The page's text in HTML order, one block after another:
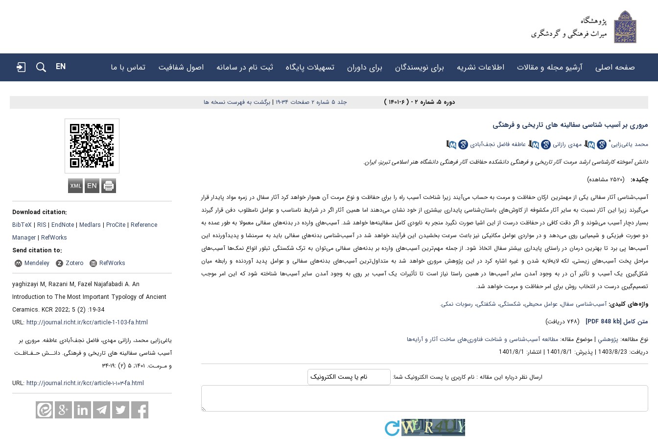
صفحه اصلی آرشیو مجله و مقالات اطلاعات نشریه برای نویسندگان برای داوران تسهیلات پایگاه ثبت نام در سامانه اصول شفافیت تماس با ما EN
دوره ۵، شماره ۲ - ( ۶-۱۴۰۱ ) جلد ۵ شماره ۲ صفحات ۳۴-۱۹ |برگشت به فهرست نسخه ها
Download citation:
BibTeX | RIS | EndNote | Medlars | ProCite | Reference
Manager | RefWorks
Send citation to:
Mendeley
Zotero RefWorks
yaghizayi M, Razani M, Fazel Najafabadi A. An
Introduction to The Most Important Typology of Ancient
Ceramics. KCR 2022; 5 (2) :19-34
URL: http://journal.richt.ir/kcr/article-1-103-fa.html
یاغی‌زایی محمد، رازانی مهدی، فاضل نجف‌آبادی عاطفه. مروری بر
آسیب شناسی سفالینه های تاریخی و فرهنگی. دانــش حـفـاظـت
و مـرمـت. ۱۴۰۱; ۵ (۲) :۱۹-۳۴
URL: http://journal.richt.ir/kcr/article-۱-۱۰۳-fa.html
مروری بر آسیب شناسی سفالینه های تاریخی و فرهنگی
محمد یاغی‌زایی* ، مهدی رازانی ، عاطفه فاضل نجف‌آبادی
دانش آموخته کارشناسی ارشد مرمت آثار تاریخی و فرهنگی دانشکده حفاظت آثار فرهنگی دانشگاه هنر اسلامی تبریز، ایران.
چکیده:
(۲۵۲۰ مشاهده)
آسیب‌شناسی آثار سفالی یکی از مهمترین ارکان حفاظت و مرمت به حساب می‌آیند زیرا شناخت آسیب راه را برای حفاظت و نوع مرمت آن هموار خواهد کرد آثار سفال در زمره مواد پایدار قرار
می‌گیرند زیرا این آثار نسبت به سایر آثار مکشوفه از کاوش‌های باستان‌شناسی پایداری بیشتری از خود نشان می‌دهند اما همین آثار اگر در شرایط نامناسب و عوامل نامطلوب دفن قرار گیرند
بسیار دچار آسیب می‌شوند و اگر دقت کافی در حفاظت درست از این اشیا صورت نگیرد منجر به نابودی کامل سفالینه‌ها خواهد شد. آسیب‌های وارده در بدنه‌های سفالی معمولا به طور عمده به
دو صورت فیزیکی و شیمیایی روی می‌دهد و در مواردی عوامل مکانیکی نیز باعث سرعت بخشیدن این فرآیند خواهد شد در آسیب‌شناسی بدنه‌های سفالی باید به سرمنشا و پدیدآورنده این
آسیب‌ها پی برد تا بهترین درمان در راستای پایداری بیشتر سفال اتخاذ شود. از جمله مهم‌ترین آسیب‌های وارده بر بدنه‌های سفالی می‌توان به ترک شکستگی تبلور انواع نمک‌ها آسیب‌های
مراحل پخت آسیب‌های زیستی، لکه لایه‌لایه شدن و غیره اشاره کرد در این پژوهش مروری خواهد شد به متداول‌ترین آسیب‌های بدنه‌های سفالی و عوامل پدید آوردنده و رابطه میان
شکل‌گیری یک آسیب و تأثیر آن در به وجود آمدن سایر آسیب‌ها در همین راستا نیاز است تا تأثیرات یک آسیب بر روی به وجود آمدن سایر آسیب‌ها شناخته شود که این امر موجب
تصمیم‌گیری درست در انتخاب روش برای امر حفاظت و مرمت خواهد شد.
واژه‌های کلیدی: آسیب‌شناسی سفال، عوامل محیطی، شکستگی، شکفتگی، رسوبات نمکی.
متن کامل [PDF 848 kb]
(۷۴۸ دریافت)
نوع مطالعه: پژوهشي | موضوع مقاله: مطالعه آسیب‌شناسی و شناخت فناوری‌های ساخت آثار و آرایه‌ها
دریافت: 1403/8/23 | پذیرش: 1401/8/1 | انتشار: 1401/8/1
ارسال نظر درباره این مقاله : نام کاربری یا پست الکترونیک شما: